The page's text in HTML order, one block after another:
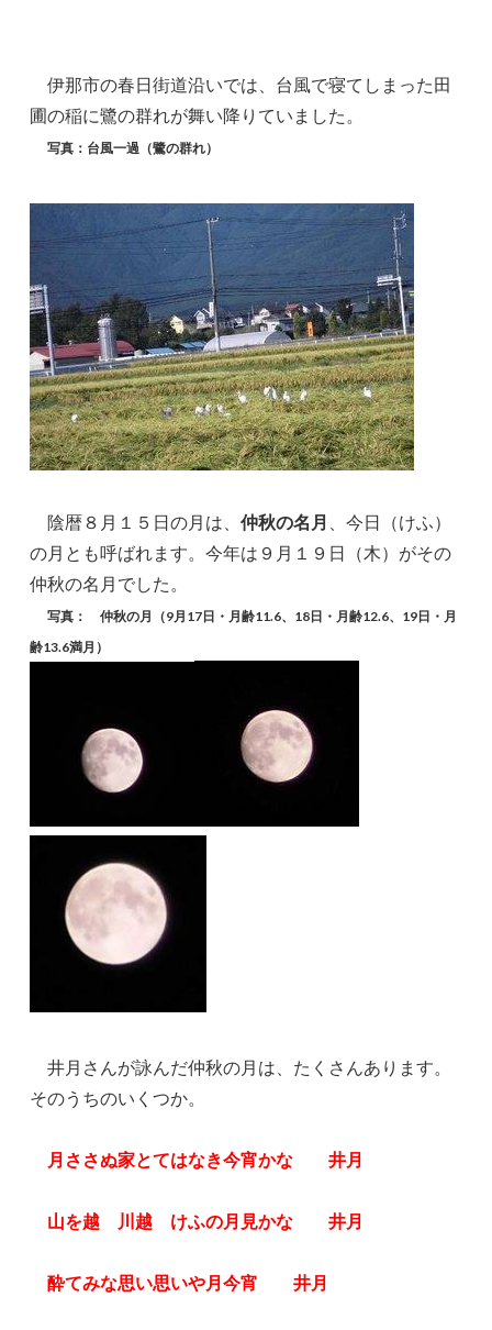
伊那市の春日街道沿いでは、台風で寝てしまった田
圃の稲に鷺の群れが舞い降りていました。
写真：台風一過（鷺の群れ）
陰暦８月１５日の月は、仲秋の名月
、今日（けふ）
の月とも呼ばれます。今年は９月１９日（木）がその
仲秋の名月でした。
写真： 仲秋の月（9月17日・月齢11.6、18日・月齢12.6、19日・月
齢13.6満月）
井月さんが詠んだ仲秋の月は、たくさんあります。
そのうちのいくつか。
月ささぬ家とてはなき今宵かな 井月
山を越 川越 けふの月見かな 井月
酔てみな思い思いや月今宵 井月